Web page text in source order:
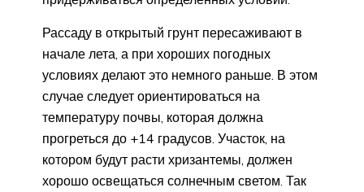
Рассаду в открытый грунт пересаживают в
начале лета, а при хороших погодных
условиях делают это немного раньше. В этом
случае следует ориентироваться на
температуру почвы, которая должна
прогреться до +14 градусов. Участок, на
котором будут расти хризантемы, должен
хорошо освещаться солнечным светом. Так